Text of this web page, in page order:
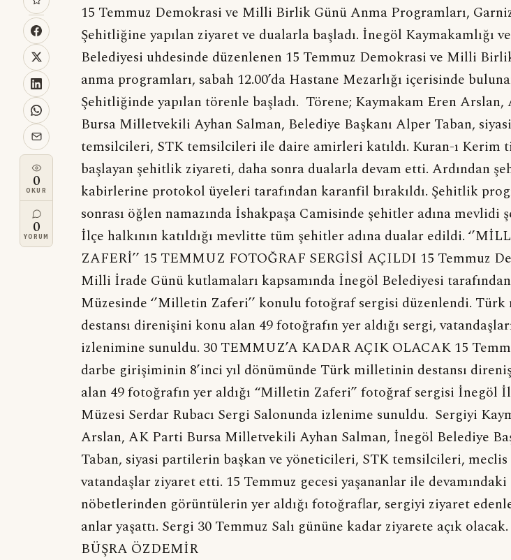
0
OKUR
0
YORUM
15 Temmuz Demokrasi ve Milli Birlik Günü Anma Programları,
Şehitliğine yapılan ziyaret ve dualarla başladı. İnegöl Kaymakamlığı
Belediyesi uhdesinde düzenlenen 15 Temmuz Demokrasi ve Milli
anma programları, sabah 12.00’da Hastane Mezarlığı içerisinde
Şehitliğinde yapılan törenle başladı. Törene; Kaymakam Eren
Bursa Milletvekili Ayhan Salman, Belediye Başkanı Alper Taban,
temsilcileri, STK temsilcileri ile daire amirleri katıldı. Kuran-ı Kerim
başlayan şehitlik ziyareti, daha sonra dualarla devam etti. Ardından
kabirlerine protokol üyeleri tarafından karanfil bırakıldı. Şehitlik
sonrası öğlen namazında İshakpaşa Camisinde şehitler adına mevlidi
İlçe halkının katıldığı mevlitte tüm şehitler adına dualar edildi.
ZAFERİ’’ 15 TEMMUZ FOTOĞRAF SERGİSİ AÇILDI 15 Temmuz
Milli İrade Günü kutlamaları kapsamında İnegöl Belediyesi
Müzesinde ‘’Milletin Zaferi’’ konulu fotoğraf sergisi düzenlendi.
destansı direnişini konu alan 49 fotoğrafın yer aldığı sergi,
izlenimine sunuldu. 30 TEMMUZ’A KADAR AÇIK OLACAK 15
darbe girişiminin 8’inci yıl dönümünde Türk milletinin destansı
alan 49 fotoğrafın yer aldığı “Milletin Zaferi” fotoğraf sergisi İnegöl
Müzesi Serdar Rubacı Sergi Salonunda izlenime sunuldu. Sergiyi
Arslan, AK Parti Bursa Milletvekili Ayhan Salman, İnegöl Belediye
Taban, siyasi partilerin başkan ve yöneticileri, STK temsilcileri, meclis
vatandaşlar ziyaret etti. 15 Temmuz gecesi yaşananlar ile
nöbetlerinden görüntülerin yer aldığı fotoğraflar, sergiyi ziyaret
anlar yaşattı. Sergi 30 Temmuz Salı gününe kadar ziyarete açık
BÜŞRA ÖZDEMİR